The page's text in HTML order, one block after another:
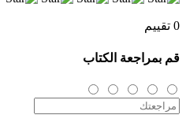
0 تقييم
قم بمراجعة الكتاب